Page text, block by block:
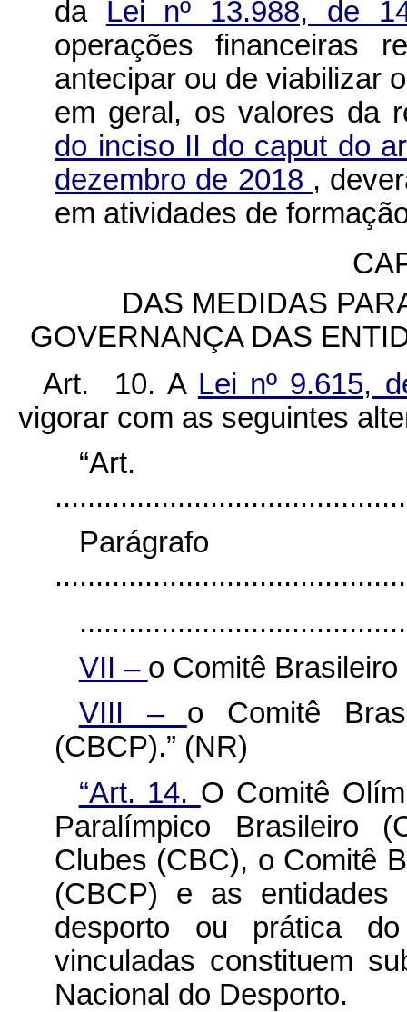
da Lei nº 13.988, de
operações financeiras
antecipar ou de viabilizar
em geral, os valores da
do inciso II do caput do
dezembro de 2018 ,
em atividades de
DAS MEDIDAS
GOVERNANÇA DAS
Art. 10. A Lei nº 9.615,
vigorar com as seguintes
VII – o Comitê
VIII – o Comitê
(CBCP).” (NR)
“Art. 14. O Comitê
Paralímpico Brasileiro
Clubes (CBC), o Comitê
(CBCP) e as entidades
desporto ou prática
vinculadas constituem
Nacional do Desporto.